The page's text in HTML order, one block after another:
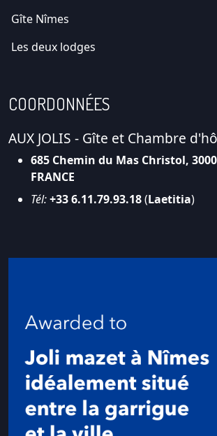
Gîte Nîmes
Les deux lodges
COORDONNÉES
AUX JOLIS - Gîte et Chambre
685 Chemin du Mas Christol,
FRANCE
Tél:+33 6.11.79.93.18(Laetitia)